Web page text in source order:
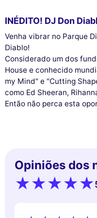
INÉDITO! DJ Don
Venha vibrar no Parque
Diablo!
Considerado um dos
House e conhecido
my Mind" e "Cutting
como Ed Sheeran,
Então não perca esta
Opiniões dos